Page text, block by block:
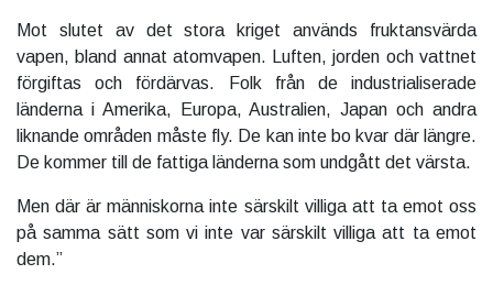
Mot slutet av det stora kriget används fruktansvärda
vapen, bland annat atomvapen. Luften, jorden och vattnet
förgiftas och fördärvas. Folk från de industrialiserade
länderna i Amerika, Europa, Australien, Japan och andra
liknande områden måste fly. De kan inte bo kvar där längre.
De kommer till de fattiga länderna som undgått det värsta.
Men där är människorna inte särskilt villiga att ta emot oss
på samma sätt som vi inte var särskilt villiga att ta emot
dem.”